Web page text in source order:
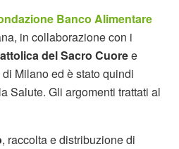
Banco Alimentare
in collaborazione con i
del Sacro Cuoree
Milano ed è stato quindi
Salute. Gli argomenti trattati al
, raccolta e distribuzione di